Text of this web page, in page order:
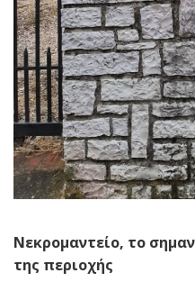
Νεκρομαντείο, το
της περιοχής